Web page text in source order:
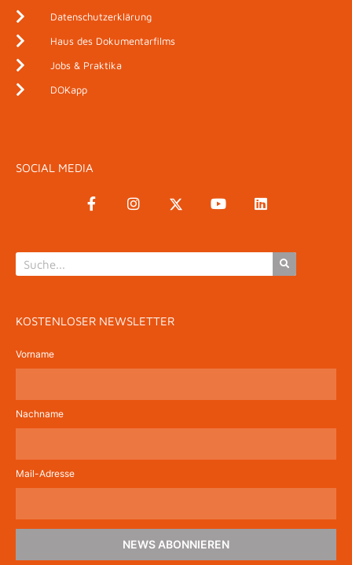
Datenschutzerklärung
Haus des Dokumentarfilms
Jobs & Praktika
DOKapp
SOCIAL MEDIA
KOSTENLOSER NEWSLETTER
Vorname
Nachname
Mail-Adresse
NEWS ABONNIEREN